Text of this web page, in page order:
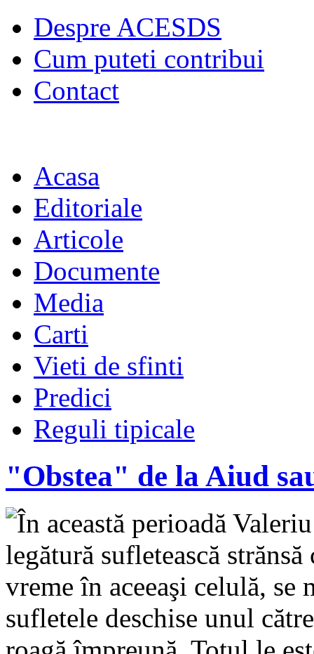
Despre ACESDS
Cum puteti contribui
Contact
Acasa
Editoriale
Articole
Documente
Media
Carti
Vieti de sfinti
Predici
Reguli tipicale
"Obstea" de la Aiud
În această perioadă
legătură sufletească
vreme în aceeaşi celulă,
sufletele deschise unul